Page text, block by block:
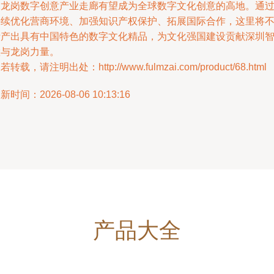
岗数字创意产业走廊有望成为全球数字文化创意的高地。通过
优化营商环境、加强知识产权保护、拓展国际合作，这里将不
出具有中国特色的数字文化精品，为文化强国建设贡献深圳智
龙岗力量。
转载，请注明出处：http://www.fulmzai.com/product/68.html
时间：2026-08-06 10:13:16
产品大全